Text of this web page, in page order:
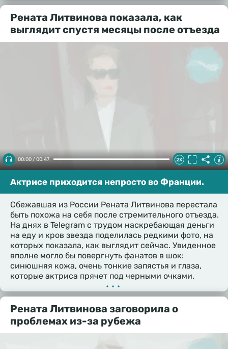
Рената Литвинова показала, как
выглядит спустя месяцы после отъезда
00:00 / 00:47
Актрисе приходится непросто во Франции.
Сбежавшая из России Рената Литвинова перестала
быть похожа на себя после стремительного отъезда.
На днях в Telegram с трудом наскребающая деньги
на еду и кров звезда поделилась редкими фото, на
которых показала, как выглядит сейчас. Увиденное
вполне могло бы повергнуть фанатов в шок:
синюшняя кожа, очень тонкие запястья и глаза,
которые актриса прячет под черными очками.
•••
Рената Литвинова заговорила о
проблемах из-за рубежа